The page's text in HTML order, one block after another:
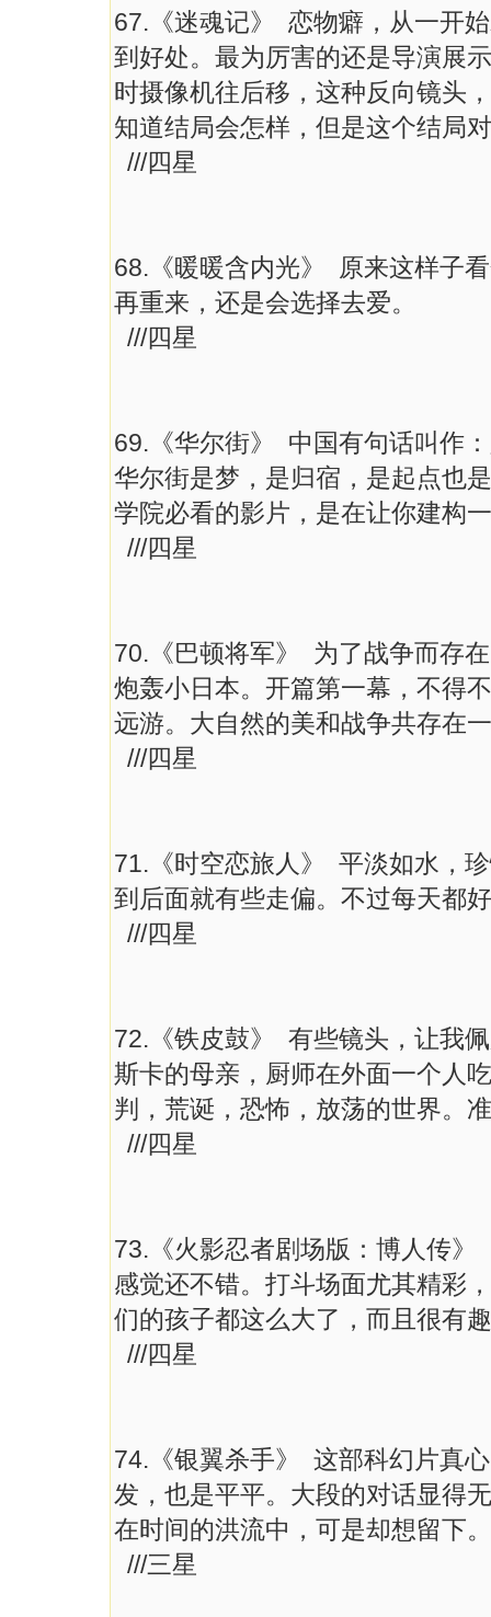
67.《迷魂记》 恋物癖，从一开
到好处。最为厉害的还是导演展
时摄像机往后移，这种反向镜头
知道结局会怎样，但是这个结局
///四星
68.《暖暖含内光》 原来这样子
再重来，还是会选择去爱。
///四星
69.《华尔街》 中国有句话叫作
华尔街是梦，是归宿，是起点也
学院必看的影片，是在让你建构
///四星
70.《巴顿将军》 为了战争而存
炮轰小日本。开篇第一幕，不得
远游。大自然的美和战争共存在
///四星
71.《时空恋旅人》 平淡如水，
到后面就有些走偏。不过每天都
///四星
72.《铁皮鼓》 有些镜头，让我
斯卡的母亲，厨师在外面一个人
判，荒诞，恐怖，放荡的世界。
///四星
73.《火影忍者剧场版：博人传
感觉还不错。打斗场面尤其精彩
们的孩子都这么大了，而且很有
///四星
74.《银翼杀手》 这部科幻片真
发，也是平平。大段的对话显得
在时间的洪流中，可是却想留下。
///三星